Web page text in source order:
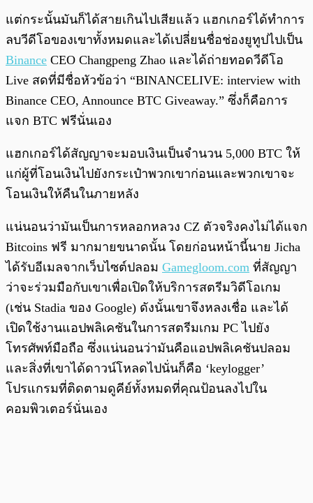
แต่กระนั้นมันก็ได้สายเกินไปเสียแล้ว แฮกเกอร์ได้ทำการ
ลบวีดีโอของเขาทั้งหมดและได้เปลี่ยนชื่อช่องยูทูปไปเป็น
Binance CEO Changpeng Zhao และได้ถ่ายทอดวีดีโอ
Live สดที่มีชื่อหัวข้อว่า “BINANCELIVE: interview with
Binance CEO, Announce BTC Giveaway.” ซึ่งก็คือการ
แจก BTC ฟรีนั่นเอง
แฮกเกอร์ได้สัญญาจะมอบเงินเป็นจำนวน 5,000 BTC ให้
แก่ผู้ที่โอนเงินไปยังกระเป๋าพวกเขาก่อนและพวกเขาจะ
โอนเงินให้คืนในภายหลัง
แน่นอนว่ามันเป็นการหลอกหลวง CZ ตัวจริงคงไม่ได้แจก
Bitcoins ฟรี มากมายขนาดนั้น โดยก่อนหน้านี้นาย Jicha
ได้รับอีเมลจากเว็บไซต์ปลอม Gamegloom.com ที่สัญญา
ว่าจะร่วมมือกับเขาเพื่อเปิดให้บริการสตรีมวิดีโอเกม
(เช่น Stadia ของ Google) ดังนั้นเขาจึงหลงเชื่อ และได้
เปิดใช้งานแอปพลิเคชันในการสตรีมเกม PC ไปยัง
โทรศัพท์มือถือ ซึ่งแน่นอนว่ามันคือแอปพลิเคชันปลอม
และสิ่งที่เขาได้ดาวน์โหลดไปนั่นก็คือ ‘keylogger’
โปรแกรมที่ติดตามดูคีย์ทั้งหมดที่คุณป้อนลงไปใน
คอมพิวเตอร์นั่นเอง